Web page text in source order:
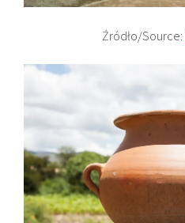
Źródło/Source: